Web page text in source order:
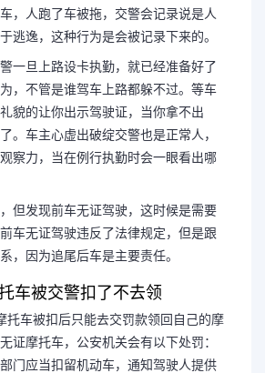
，人跑了车被拖，交警会记录说是人
逃逸，这种行为是会被记录下来的。
一旦上路设卡执勤，就已经准备好了
，不管是谁驾车上路都躲不过。等车
貌的让你出示驾驶证，当你拿不出
。车主心虚出破绽交警也是正常人，
察力，当在例行执勤时会一眼看出哪
但发现前车无证驾驶，这时候是需要
车无证驾驶违反了法律规定，但是跟
，因为追尾后车是主要责任。
车被交警扣了不去领
托车被扣后只能去交罚款领回自己的摩
证摩托车，公安机关会有以下处罚：
门应当扣留机动车，通知驾驶人提供
扣留了车辆。我被叫去